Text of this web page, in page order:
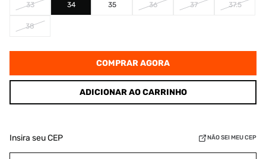
33 34 35 36 37 37.5
38
COMPRAR AGORA
ADICIONAR AO CARRINHO
Insira seu CEP NÃO SEI MEU CEP